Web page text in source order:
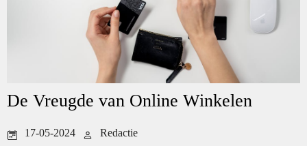
De Vreugde van Online Winkelen
17-05-2024 Redactie